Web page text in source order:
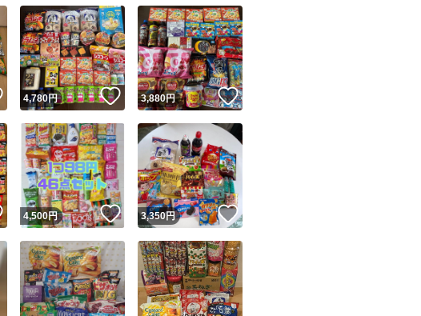
取引実績◯+ このユーザーはYahoo!フリマの取引を完了させた実績があります
他フリマ実績◯+ このユーザーは他フリマサービスでの取引実績があります
スピード&安心発送
※このバッジは実績に基づく表示であり、発送を保証しているものではありません
スピード＆安心発送
このユーザーは高頻度で24時間以内＆設定した発送日数内に発送
ます
スピード発送 このユーザーは高頻度で24時間以内に発送しています
安心発送 このユーザーは設定した発送日数内に発送しています
コピーは1商品につき1回です
出品ページへ
キャンセル
いいね！
4,780円 いいね！
3,880円 いいね！
いいね！
4,500円 いいね！
3,350円 いいね！